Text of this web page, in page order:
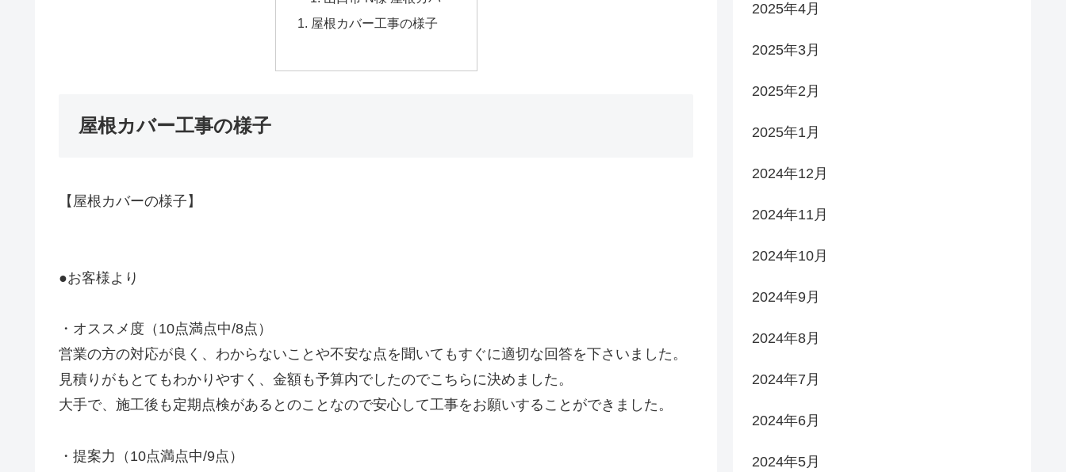
屋根カバー工事の様子
屋根カバー工事の様子
【屋根カバーの様子】
●お客様より
・オススメ度（10点満点中/8点）
営業の方の対応が良く、わからないことや不安な点を聞いてもすぐに適切な回答を下さいました。
見積りがもとてもわかりやすく、金額も予算内でしたのでこちらに決めました。
大手で、施工後も定期点検があるとのことなので安心して工事をお願いすることができました。
・提案力（10点満点中/9点）
2025年4月
2025年3月
2025年2月
2025年1月
2024年12月
2024年11月
2024年10月
2024年9月
2024年8月
2024年7月
2024年6月
2024年5月